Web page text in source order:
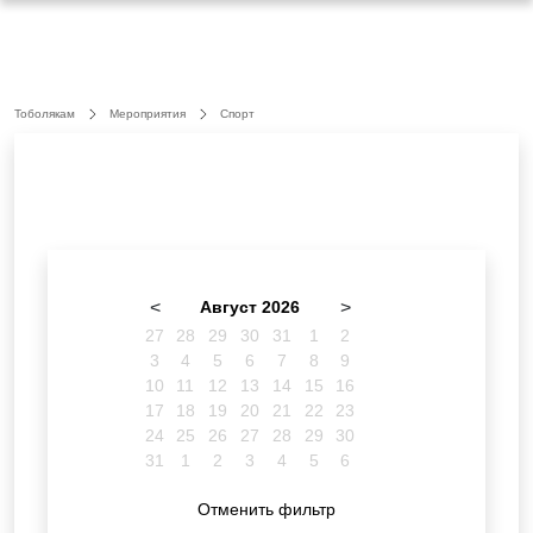
Тоболякам Мероприятия Спорт
< Август 2026 >
27 28 29 30 31 1
2
3
4 5 6 7 8
9
10
11 12 13 14 15
16
17
18 19 20 21 22
23
24
25 26 27 28 29
30
31
1 2 3 4 5 6
Отменить фильтр